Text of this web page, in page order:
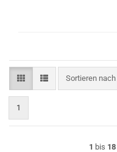
Sortieren nach
Sortieren nach
1
1 bis 18